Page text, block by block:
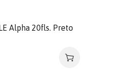
Alpha 20fls. Preto